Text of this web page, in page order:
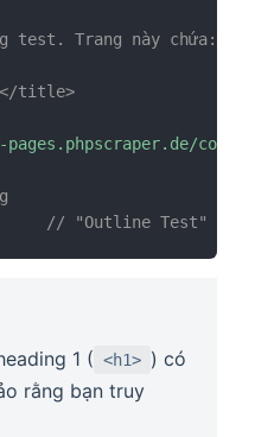
test. Trang này chứa:
title>
// "Outline Test"
1 ( <h1> ) có
rằng bạn truy